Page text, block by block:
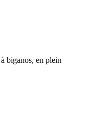
biganos, en plein